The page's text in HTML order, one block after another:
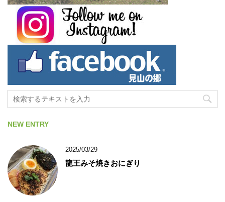
NEW ENTRY
2025/03/29
龍王みそ焼きおにぎり